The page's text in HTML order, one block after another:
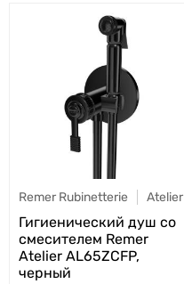
Remer Rubinetterie Atelier
Гигиенический душ со
смесителем Remer
Atelier AL65ZCFP,
черный